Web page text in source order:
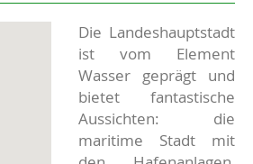
Die Landeshauptstadt
ist vom Element
Wasser geprägt und
bietet fantastische
Aussichten: die
maritime Stadt mit